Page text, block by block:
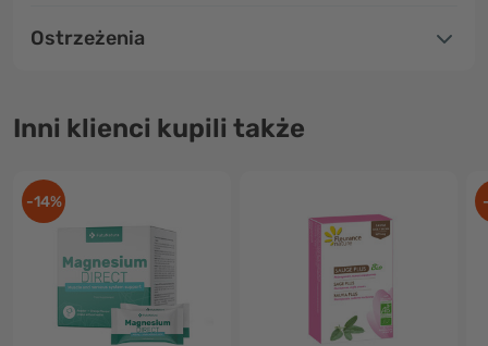
Ostrzeżenia
Inni klienci kupili także
-14%